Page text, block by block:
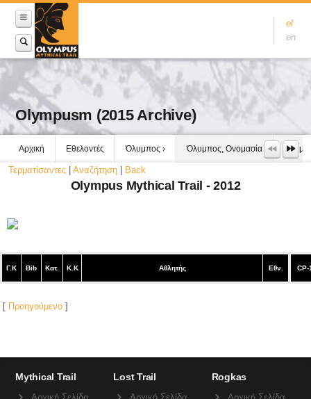
el
en
Olympusm (2015 Archive)
Αρχική Εθελοντές Όλυμπος Όλυμπος, Ονομασία
Τερματίσαντες Αναζήτηση Back
Olympus Mythical Trail - 2012
Γ.Κ Bib Κατ. Κ.Κ Αθλητής Εθν. CP-
[ Προηγούμενο ]
Mythical Trail Lost Trail Rogkas